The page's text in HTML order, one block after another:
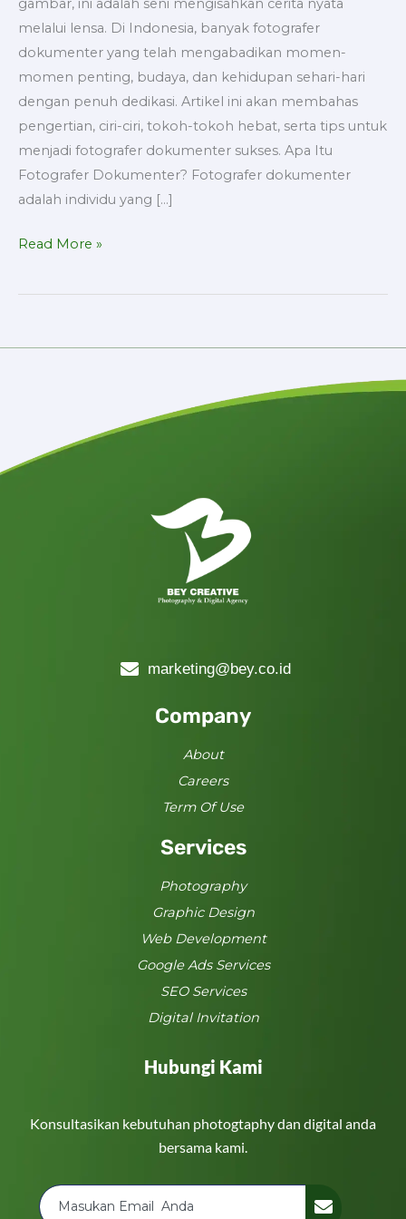
gambar, ini adalah seni mengisahkan cerita nyata
melalui lensa. Di Indonesia, banyak fotografer
dokumenter yang telah mengabadikan momen-
momen penting, budaya, dan kehidupan sehari-hari
dengan penuh dedikasi. Artikel ini akan membahas
pengertian, ciri-ciri, tokoh-tokoh hebat, serta tips untuk
menjadi fotografer dokumenter sukses. Apa Itu
Fotografer Dokumenter? Fotografer dokumenter
adalah individu yang […]
Read More »
marketing@bey.co.id
Company
About
Careers
Term Of Use
Services
Photography
Graphic Design
Web Development
Google Ads Services
SEO Services
Digital Invitation
Hubungi Kami
Konsultasikan kebutuhan photogtaphy dan digital anda
bersama kami.